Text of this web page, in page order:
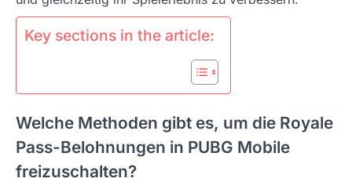
Key sections in the article:
Welche Methoden gibt es, um die Royale
Pass-Belohnungen in PUBG Mobile
freizuschalten?